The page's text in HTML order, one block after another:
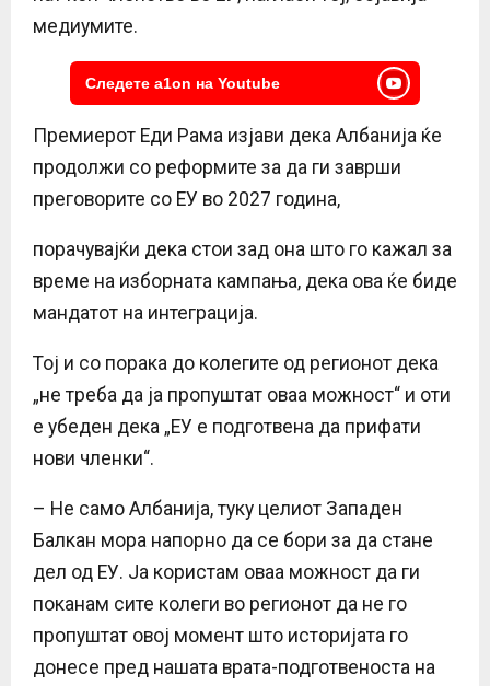
медиумите.
Следете a1on на Youtube
Премиерот Еди Рама изјави дека Албанија ќе
продолжи со реформите за да ги заврши
преговорите со ЕУ во 2027 година,
порачувајќи дека стои зад она што го кажал за
време на изборната кампања, дека ова ќе биде
мандатот на интеграција.
Тој и со порака до колегите од регионот дека
„не треба да ја пропуштат оваа можност“ и оти
е убеден дека „ЕУ е подготвена да прифати
нови членки“.
– Не само Албанија, туку целиот Западен
Балкан мора напорно да се бори за да стане
дел од ЕУ. Ја користам оваа можност да ги
поканам сите колеги во регионот да не го
пропуштат овој момент што историјата го
донесе пред нашата врата-подготвеноста на